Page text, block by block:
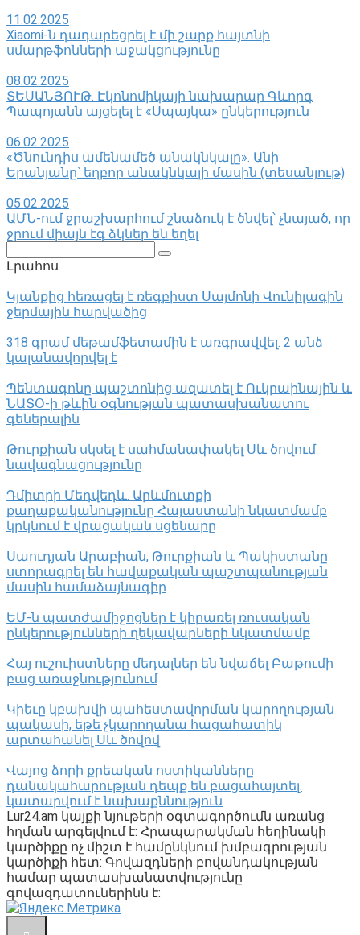
11.02.2025
Xiaomi-ն դադարեցրել է մի շարք հայտնի
սմարթֆոնների աջակցությունը
08.02.2025
ՏԵՍԱՆՅՈՒԹ. Էկոնոմիկայի նախարար Գևորգ
Պապոյանն այցելել է «Սպայկա» ընկերություն
06.02.2025
«Ծնունդիս ամենամեծ անակնկալը». Անի
Երանյանը՝ եղբոր անակնկալի մասին (տեսանյութ)
05.02.2025
ԱՄՆ-ում ջրաշխարհում շնաձուկ է ծնվել՝ չնայած, որ
ջրում միայն էգ ձկներ են եղել
Լրահոս
Կյանքից հեռացել է ռեգբիստ Սայմոնի Վունիլագին
ջերմային հարվածից
318 գրամ մեթամֆետամին է առգրավվել․ 2 անձ
կալանավորվել է
Պենտագոնը պաշտոնից ազատել է Ուկրաինային և
ՆԱՏՕ-ի թևին օգնության պատասխանատու
գեներալին
Թուրքիան սկսել է սահմանափակել Սև ծովում
նավագնացությունը
Դմիտրի Մեդվեդև. Արևմուտքի
քաղաքականությունը Հայաստանի նկատմամբ
կրկնում է վրացական սցենարը
Սաուդյան Արաբիան, Թուրքիան և Պակիստանը
ստորագրել են հավաքական պաշտպանության
մասին համաձայնագիր
ԵՄ-ն պատժամիջոցներ է կիրառել ռուսական
ընկերությունների ղեկավարների նկատմամբ
Հայ ուշուիստները մեդալներ են նվաճել Բաթումի
բաց առաջնությունում
Կիեւը կբախվի պահեստավորման կարողության
պակասի, եթե չկարողանա հացահատիկ
արտահանել Սև ծովով
Վայոց ձորի քրեական ոստիկանները
դանակահարության դեպք են բացահայտել․
կատարվում է նախաքննություն
Lur24.am կայքի նյութերի օգտագործումն առանց
հղման արգելվում է: Հրապարակման հեղինակի
կարծիքը ոչ միշտ է համընկնում խմբագրության
կարծիքի հետ: Գովազդների բովանդակության
համար պատասխանատվությունը
գովազդատուներինն է: